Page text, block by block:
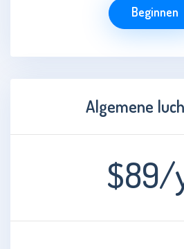
Beginnen
Algemene
$89/